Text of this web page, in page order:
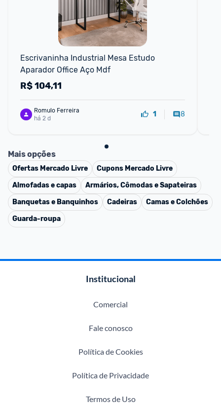
Escrivaninha Industrial Mesa Estudo
Aparador Office Aço Mdf
R$104,11
Romulo Ferreira
há 2 d
1 8
Mais opções
Ofertas Mercado Livre Cupons Mercado Livre
Almofadas e capas
Armários, Cômodas e Sapateiras
Banquetas e Banquinhos
Cadeiras
Camas e Colchões
Guarda-roupa
Institucional
Comercial
Fale conosco
Política de Cookies
Política de Privacidade
Termos de Uso